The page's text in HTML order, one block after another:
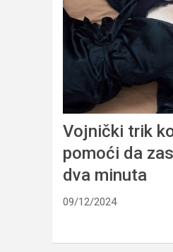
Vojnički trik
pomoći da
dva minuta
09/12/2024